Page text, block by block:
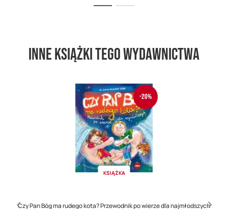
Inne książki tego wydawnictwa
-20%
KSIĄŻKA
Czy Pan Bóg ma rudego kota? Przewodnik po wierze dla najmłodszych